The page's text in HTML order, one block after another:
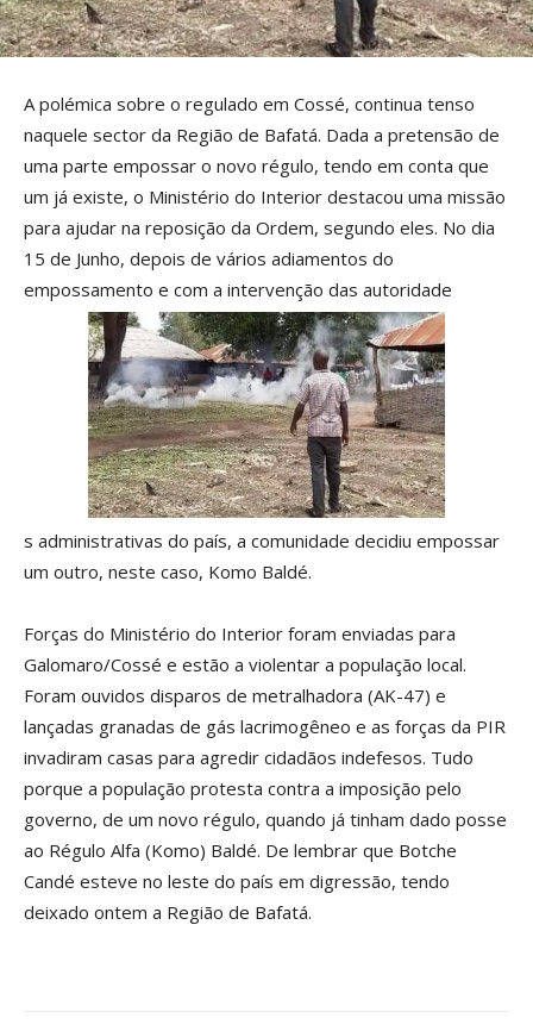
A polémica sobre o regulado em Cossé, continua tenso
naquele sector da Região de Bafatá. Dada a pretensão de
uma parte empossar o novo régulo, tendo em conta que
um já existe, o Ministério do Interior destacou uma missão
para ajudar na reposição da Ordem, segundo eles. No dia
15 de Junho, depois de vários adiamentos do
empossamento e com a intervenção das autoridade
s administrativas do país, a comunidade decidiu empossar
um outro, neste caso, Komo Baldé.
Forças do Ministério do Interior foram enviadas para
Galomaro/Cossé e estão a violentar a população local.
Foram ouvidos disparos de metralhadora (AK-47) e
lançadas granadas de gás lacrimogêneo e as forças da PIR
invadiram casas para agredir cidadãos indefesos. Tudo
porque a população protesta contra a imposição pelo
governo, de um novo régulo, quando já tinham dado posse
ao Régulo Alfa (Komo) Baldé. De lembrar que Botche
Candé esteve no leste do país em digressão, tendo
deixado ontem a Região de Bafatá.